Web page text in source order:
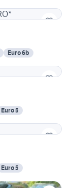
Euro 6b
Euro 5
Euro 5